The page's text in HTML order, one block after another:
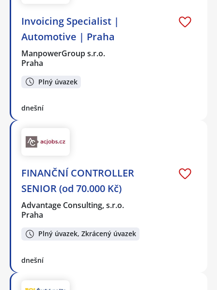
Invoicing Specialist |
Automotive | Praha
ManpowerGroup s.r.o.
Praha
Plný úvazek
dnešní
FINANČNÍ CONTROLLER
SENIOR (od 70.000 Kč)
Advantage Consulting, s.r.o.
Praha
Plný úvazek, Zkrácený úvazek
dnešní